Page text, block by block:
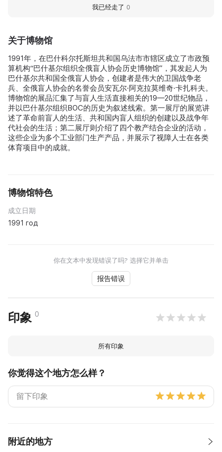
关于博物馆
1991年，在巴什科尔托斯坦共和国乌法市市辖区成立了市政预
算机构“巴什基尔组织全俄盲人协会历史博物馆”，其发起人为
巴什基尔共和国全俄盲人协会，创建者是伟大的卫国战争老
兵、全俄盲人协会的名誉会员安瓦尔·阿克拉莫维奇·卡扎科夫。
博物馆的展品汇集了与盲人生活直接相关的19—20世纪物品，
并以巴什基尔组织ВОС的历史为叙述线索。第一展厅的展览讲
述了革命前盲人的生活、共和国内盲人组织的创建以及战争年
代社会的生活；第二展厅则介绍了四个教产结合企业的活动，
这些企业为多个工业部门生产产品，并展示了视障人士在各类
体育项目中的成就。
博物馆特色
成立日期
1991 год
你在文本中发现错误了吗? 选择它并单击
报告错误
印象 0
所有印象
你觉得这个地方怎么样？
附近的地方
我已经走了 0